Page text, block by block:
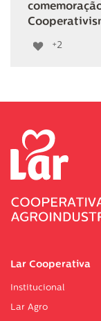
+2
Lar Cooperativa
Institucional
Lar Agro